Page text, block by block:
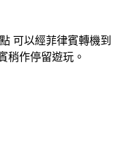
可以經菲律賓轉機到
稍作停留遊玩。